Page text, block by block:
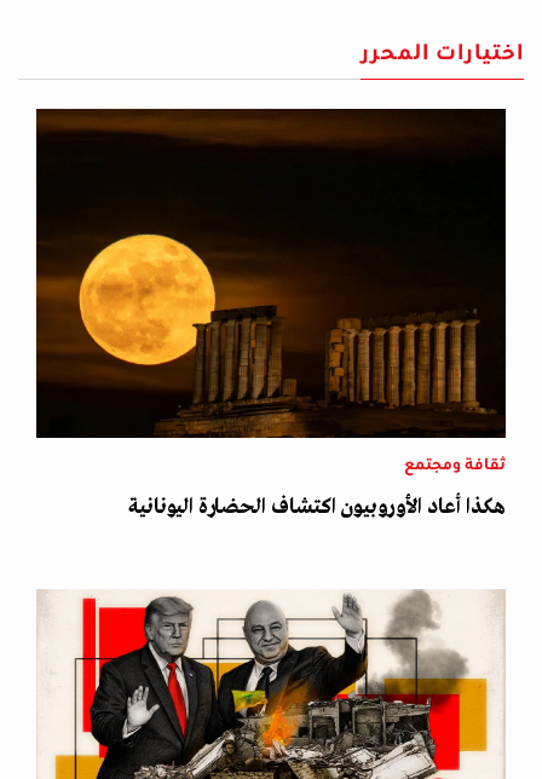
اختيارات المحرر
ثقافة ومجتمع
هكذا أعاد الأوروبيون اكتشاف الحضارة اليونانية